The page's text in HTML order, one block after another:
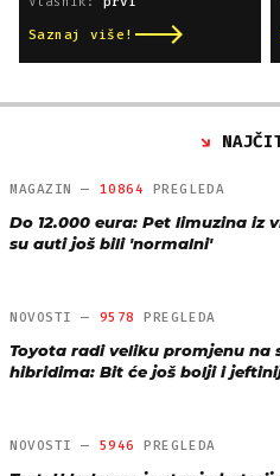
Saznaj više!
MAGAZIN — 10864 PREGLEDA
Do 12.000 eura: Pet limuzina iz
su auti još bili 'normalni'
NOVOSTI — 9578 PREGLEDA
Toyota radi veliku promjenu na
hibridima: Bit će još bolji i
NOVOSTI — 5946 PREGLEDA